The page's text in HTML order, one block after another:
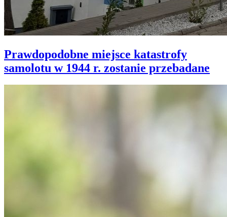
Prawdopodobne miejsce katastrofy
samolotu w 1944 r. zostanie przebadane